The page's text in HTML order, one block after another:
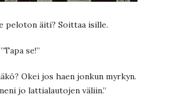
peloton äiti? Soittaa isille.
se!”
Okei jos haen jonkun myrkyn.
jo lattialautojen väliin.”